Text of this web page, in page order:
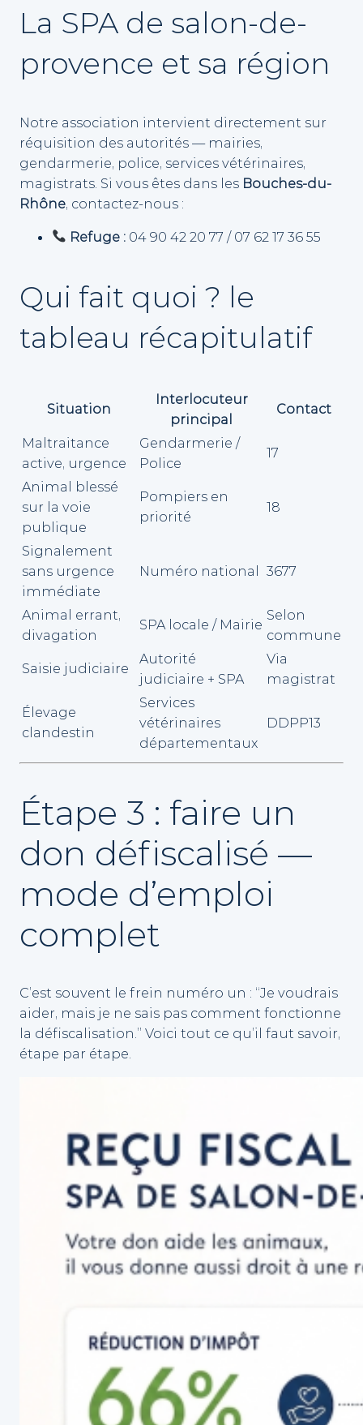
La SPA de salon-de-
provence et sa région
Notre association intervient directement sur
réquisition des autorités — mairies,
gendarmerie, police, services vétérinaires,
magistrats. Si vous êtes dans les Bouches-du-
Rhône, contactez-nous :
Refuge : 04 90 42 20 77 / 07 62 17 36 55
Qui fait quoi ? le
tableau récapitulatif
Situation
Interlocuteur
principal
Contact
Maltraitance
active, urgence
Gendarmerie /
Police
17
Animal blessé
sur la voie
publique
Pompiers en
priorité
18
Signalement
sans urgence
immédiate
Numéro national 3677
Animal errant,
divagation
SPA locale / Mairie
Selon
commune
Saisie judiciaire
Autorité
judiciaire + SPA
Via
magistrat
Élevage
clandestin
Services
vétérinaires
départementaux
DDPP13
Étape 3 : faire un
don défiscalisé —
mode d’emploi
complet
C’est souvent le frein numéro un : “Je voudrais
aider, mais je ne sais pas comment fonctionne
la défiscalisation.” Voici tout ce qu’il faut savoir,
étape par étape.